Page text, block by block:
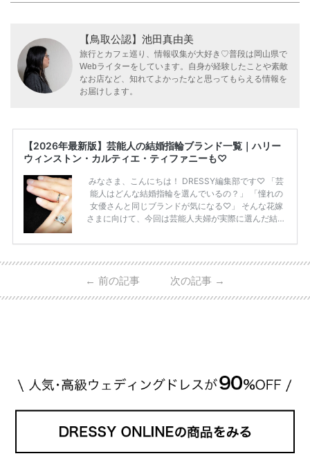
【鳥取公認】池田真由美
旅行とカフェ巡り、情報収集が大好き♡普段は岡山県で
Webライターをしています。自身が経験したことや素敵
なお店など、知れてよかったなと思ってもらえる情報を
お届けします。
【2026年最新版】芸能人の結婚指輪ブランド一覧｜ハリー
ウィンストン・カルティエ・ティファニーも♡
みなさま、こんにちは！ DRESSY編集部です♡ 「芸
能人はどんな結婚指輪を選んでいるの？」 「憧れの
女優さんと同じブランドが気になる♡」 そんな花嫁
さまに向けて、今回は芸能人夫婦が実際に選んだ結婚
ーウィンストンやカルティエ、ティファニーなど世界
日本で人気のブランドまで幅広くご紹介。 さらに、
・愛用している芸能人夫婦 ・リングの特徴や魅力 ・
← 前の記事 次の記事 →